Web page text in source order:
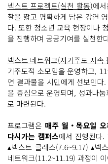
넥스트 프로젝트(실천 활동)에
찰을 짧고 명확하게 담은 강연
다. 또한 청소년 교육 현장이나
을 진행하며 공공기여를 실천한
넥스트 네트워크(자기주도 지속
기주도적 소모임을 운영하고,
연 결과물을 시민에게 선보인다
을 중심으로 운영되며, 성과나
로 마련된다.
프로그램은 매주 월‧목요일 오
다시가는 캠퍼스에서 진행된다
▴넥스트 클래스(7.6~9.17) ▴넥
네트워크(11.2~11.19) 과정이